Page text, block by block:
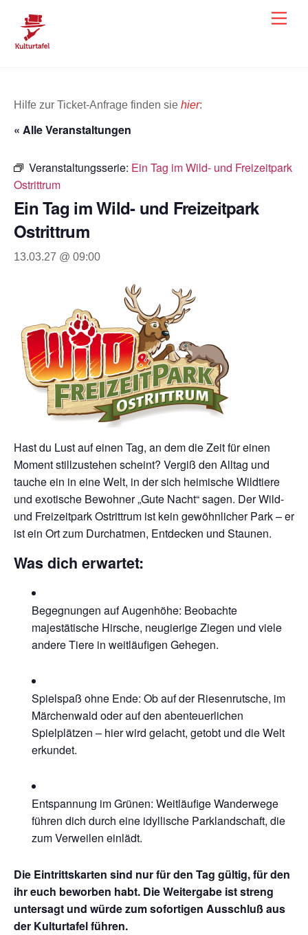
content
Hilfe zur Ticket-Anfrage finden sie hier:
« Alle Veranstaltungen
Veranstaltungsserie: Ein Tag im Wild- und Freizeitpark
Ostrittrum
Ein Tag im Wild- und Freizeitpark
Ostrittrum
13.03.27 @ 09:00
Hast du Lust auf einen Tag, an dem die Zeit für einen
Moment stillzustehen scheint? Vergiß den Alltag und
tauche ein in eine Welt, in der sich heimische Wildtiere
und exotische Bewohner „Gute Nacht“ sagen. Der Wild-
und Freizeitpark Ostrittrum ist kein gewöhnlicher Park – er
ist ein Ort zum Durchatmen, Entdecken und Staunen.
Was dich erwartet:
Begegnungen auf Augenhöhe: Beobachte
majestätische Hirsche, neugierige Ziegen und viele
andere Tiere in weitläufigen Gehegen.
Spielspaß ohne Ende: Ob auf der Riesenrutsche, im
Märchenwald oder auf den abenteuerlichen
Spielplätzen – hier wird gelacht, getobt und die Welt
erkundet.
Entspannung im Grünen: Weitläufige Wanderwege
führen dich durch eine idyllische Parklandschaft, die
zum Verweilen einlädt.
Die Eintrittskarten sind nur für den Tag gültig, für den
ihr euch beworben habt. Die Weitergabe ist streng
untersagt und würde zum sofortigen Ausschluß aus
der Kulturtafel führen.